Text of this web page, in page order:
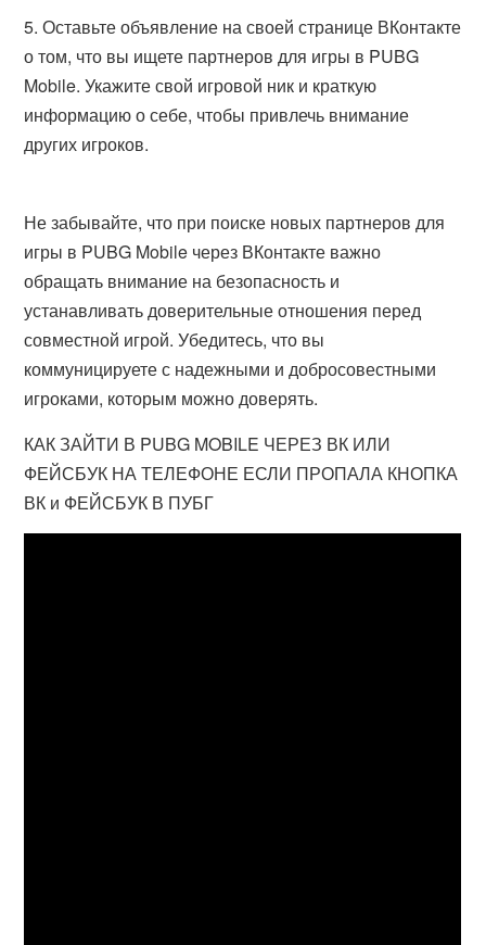
Оставьте объявление на своей странице ВКонтакте
о том, что вы ищете партнеров для игры в PUBG
Mobile. Укажите свой игровой ник и краткую
информацию о себе, чтобы привлечь внимание
других игроков.
Не забывайте, что при поиске новых партнеров для
игры в PUBG Mobile через ВКонтакте важно
обращать внимание на безопасность и
устанавливать доверительные отношения перед
совместной игрой. Убедитесь, что вы
коммуницируете с надежными и добросовестными
игроками, которым можно доверять.
КАК ЗАЙТИ В PUBG MOBILE ЧЕРЕЗ ВК ИЛИ
ФЕЙСБУК НА ТЕЛЕФОНЕ ЕСЛИ ПРОПАЛА КНОПКА
ВК и ФЕЙСБУК В ПУБГ